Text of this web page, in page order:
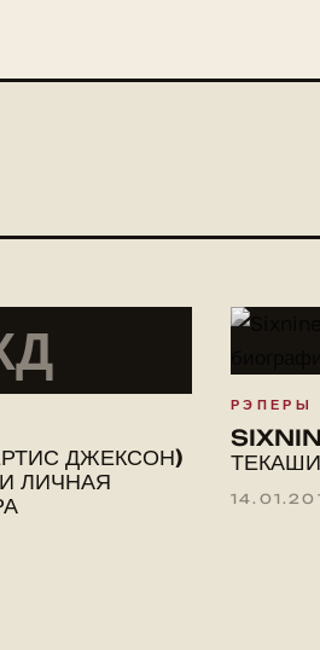
ДЖЕКСОН)
ЛИЧНАЯ
РЭПЕРЫ